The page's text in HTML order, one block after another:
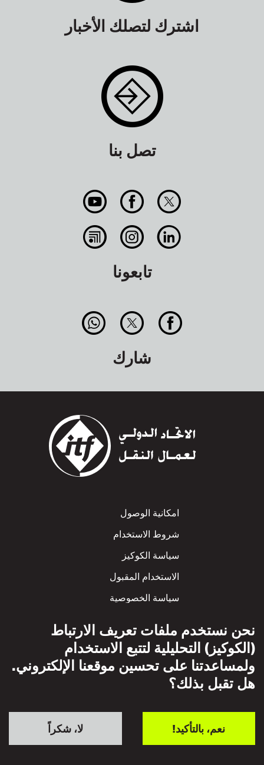
اشترك لتصلك الأخبار
تصل بنا
تابعونا
شارك
Footer
امكانية الوصول
شروط الاستخدام
سياسة الكوكيز
الاستخدام المقبول
سياسة الخصوصية
نحن نستخدم ملفات تعريف الارتباط
(الكوكيز) التحليلية لتتبع الاستخدام
ولمساعدتنا على تحسين موقعنا الإلكتروني.
هل تقبل بذلك؟
لا، شكراً نعم، بالتأكيد!